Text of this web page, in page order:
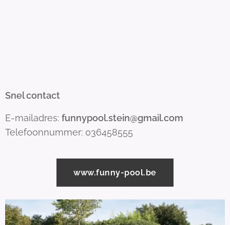
Snel contact
E-mailadres: funnypool.stein@gmail.com
Telefoonnummer: 036458555
www.funny-pool.be